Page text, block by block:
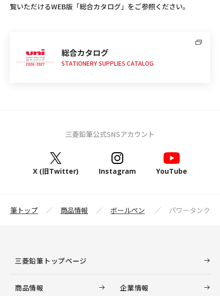
覧いただけるWEB版「総合カタログ」をご参照ください。
総合カタログ
STATIONERY SUPPLIES CATALOG
三菱鉛筆公式SNSアカウント
X (旧Twitter) Instagram YouTube
鉛筆トップ 商品情報 ボールペン パワータンク
三菱鉛筆トップページ
商品情報 企業情報